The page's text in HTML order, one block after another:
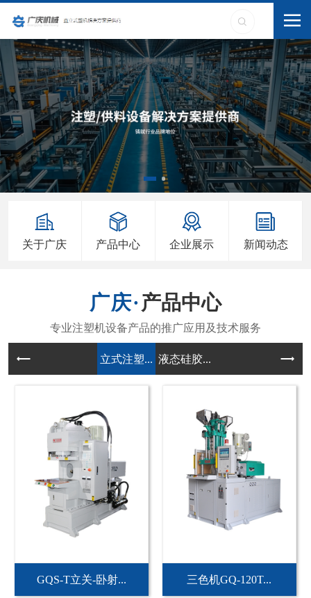
关于广庆 产品中心 企业展示 新闻动态
产品中心
立式注塑... 液态硅胶...
GQS-T立关-卧射... 三色机GQ-120T...